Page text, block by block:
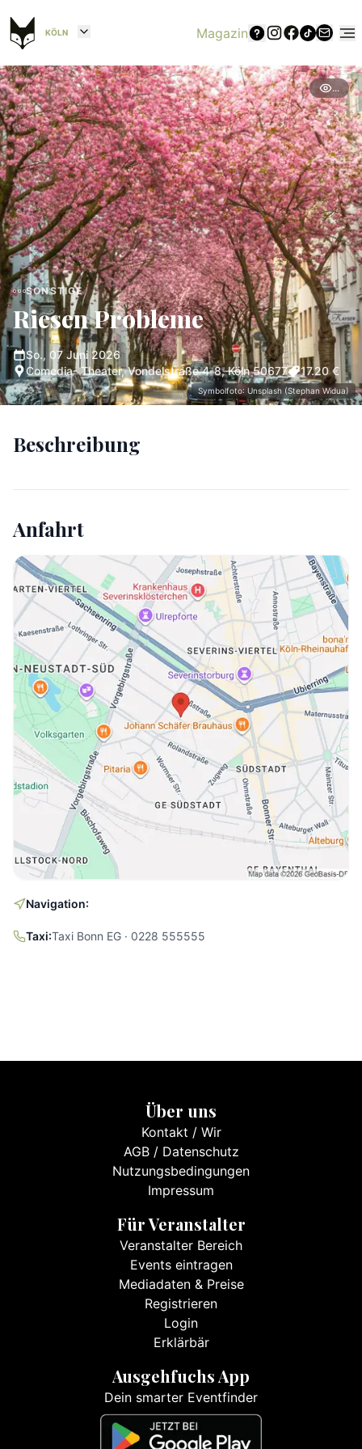
KÖLN Magazin
Symbolfoto: Unsplash (Stephan Widua)
...
SONSTIGE
Riesen Probleme
So., 07 Juni 2026
Comedia- Theater, Vondelstraße 4-8, Köln 50677
17.20 €
Beschreibung
Anfahrt
Navigation:
Taxi:Taxi Bonn EG · 0228 555555
Über uns
Kontakt / Wir
AGB/ Datenschutz
Nutzungsbedingungen
Impressum
Für Veranstalter
Veranstalter Bereich
Events eintragen
Mediadaten & Preise
Registrieren
Login
Erklärbär
Ausgehfuchs App
Dein smarter Eventfinder